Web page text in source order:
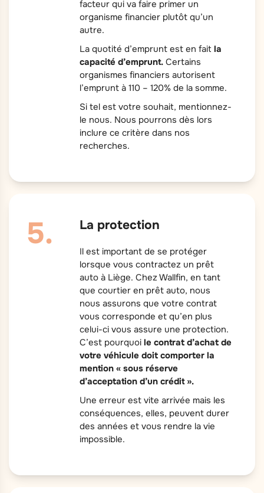
facteur qui va faire primer un
organisme financier plutôt qu’un
autre.
La quotité d’emprunt est en fait la
capacité d’emprunt. Certains
organismes financiers autorisent
l’emprunt à 110 – 120% de la somme.
Si tel est votre souhait, mentionnez-
le nous. Nous pourrons dès lors
inclure ce critère dans nos
recherches.
La protection
Il est important de se protéger
lorsque vous contractez un prêt
auto à Liège. Chez Wallfin, en tant
que courtier en prêt auto, nous
nous assurons que votre contrat
vous corresponde et qu’en plus
celui-ci vous assure une protection.
C’est pourquoi le contrat d’achat de
votre véhicule doit comporter la
mention « sous réserve
d’acceptation d’un crédit ».
Une erreur est vite arrivée mais les
conséquences, elles, peuvent durer
des années et vous rendre la vie
impossible.